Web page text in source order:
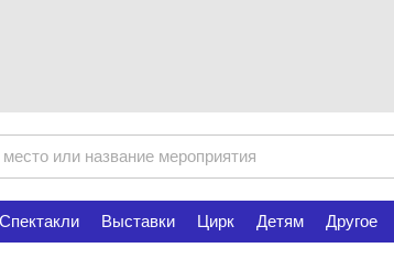
Спектакли Выставки Цирк Детям Другое